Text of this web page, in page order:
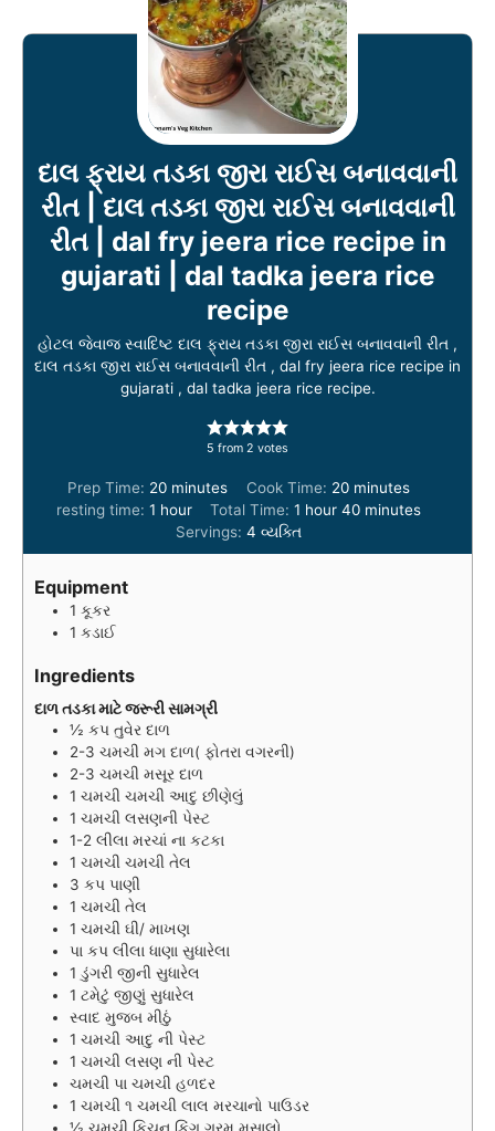
દાલ ફ્રાય તડકા જીરા રાઈસ બનાવવાની
રીત | દાલ તડકા જીરા રાઈસ બનાવવાની
રીત | dal fry jeera rice recipe in
gujarati | dal tadka jeera rice
recipe
હોટલ જેવાજ સ્વાદિષ્ટ દાલ ફ્રાય તડકા જીરા રાઈસ બનાવવાની રીત ,
દાલ તડકા જીરા રાઈસ બનાવવાની રીત , dal fry jeera rice recipe in
gujarati , dal tadka jeera rice recipe.
5 from 2 votes
Prep Time: 20m
i
u
minutes Cook Time: 20m
i
u
minutes
resting time: 1h
u
hour Total Time: 1 h
o
u
hour 40m
n
minutes
Servings: 4 વ્યક્તિ
Equipment
1 કૂકર
1 કડાઈ
Ingredients
દાળ તડકા માટે જરૂરી સામગ્રી
½ કપ તુવેર દાળ
2-3 ચમચી મગ દાળ( ફોતરા વગરની)
2-3 ચમચી મસૂર દાળ
1 ચમચી ચમચી આદુ છીણેલું
1 ચમચી લસણની પેસ્ટ
1-2 લીલા મરચાં ના કટકા
1 ચમચી ચમચી તેલ
3 કપ પાણી
1 ચમચી તેલ
1 ચમચી ઘી/ માખણ
પા કપ લીલા ધાણા સુધારેલા
1 ડુંગરી જીની સુધારેલ
1 ટમેટું જીણું સુધારેલ
સ્વાદ મુજબ મીઠું
1 ચમચી આદુ ની પેસ્ટ
1 ચમચી લસણ ની પેસ્ટ
ચમચી પા ચમચી હળદર
1 ચમચી ૧ ચમચી લાલ મરચાનો પાઉડર